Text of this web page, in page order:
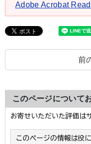
Adobe Acrobat
前
このページについて